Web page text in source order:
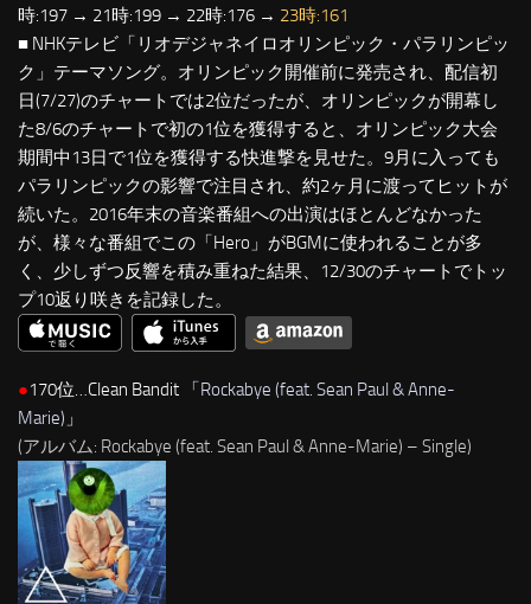
時:197 → 21時:199 → 22時:176 → 23時:161
■ NHKテレビ「リオデジャネイロオリンピック・パラリンピッ
ク」テーマソング。オリンピック開催前に発売され、配信初
日(7/27)のチャートでは2位だったが、オリンピックが開幕し
た8/6のチャートで初の1位を獲得すると、オリンピック大会
期間中13日で1位を獲得する快進撃を見せた。9月に入っても
パラリンピックの影響で注目され、約2ヶ月に渡ってヒットが
続いた。2016年末の音楽番組への出演はほとんどなかった
が、様々な番組でこの「Hero」がBGMに使われることが多
く、少しずつ反響を積み重ねた結果、12/30のチャートでトッ
プ10返り咲きを記録した。
●170位…Clean Bandit 「 Rockabye (feat. Sean Paul & Anne-
Marie) 」
(アルバム: Rockabye (feat. Sean Paul & Anne-Marie) – Single)